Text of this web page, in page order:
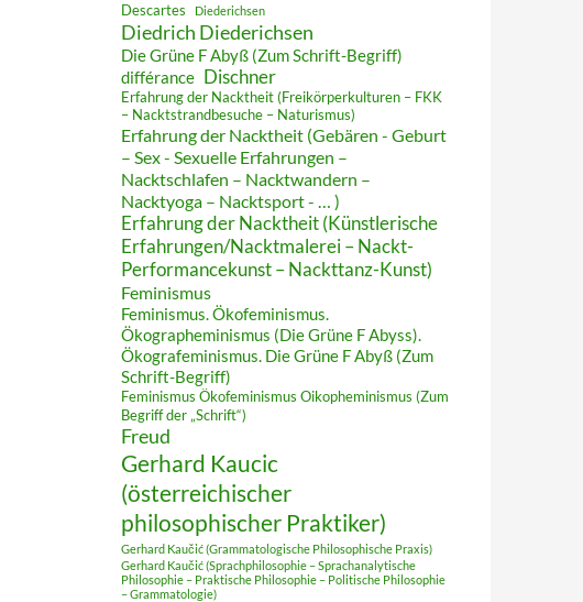
Descartes Diederichsen
Diedrich Diederichsen
Die Grüne F Abyß (Zum Schrift-Begriff)
différance
Dischner
Erfahrung der Nacktheit (Freikörperkulturen – FKK
– Nacktstrandbesuche – Naturismus)
Erfahrung der Nacktheit (Gebären - Geburt
– Sex - Sexuelle Erfahrungen –
Nacktschlafen – Nacktwandern –
Nacktyoga – Nacktsport - … )
Erfahrung der Nacktheit (Künstlerische
Erfahrungen/Nacktmalerei – Nackt-
Performancekunst – Nackttanz-Kunst)
Feminismus
Feminismus. Ökofeminismus.
Ökographeminismus (Die Grüne F Abyss).
Ökografeminismus. Die Grüne F Abyß (Zum
Schrift-Begriff)
Feminismus Ökofeminismus Oikopheminismus (Zum
Begriff der „Schrift“)
Freud
Gerhard Kaucic
(österreichischer
philosophischer Praktiker)
Gerhard Kaučić (Grammatologische Philosophische Praxis)
Gerhard Kaučić (Sprachphilosophie – Sprachanalytische
Philosophie – Praktische Philosophie – Politische Philosophie
– Grammatologie)